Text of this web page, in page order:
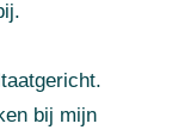
bij mijn